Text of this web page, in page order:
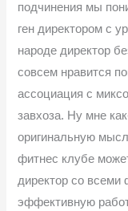
подчинения мы
ген директором с
народе директор
совсем нравится
ассоциация с
завхоза. Ну мне
оригинальную
фитнес клубе
директор со всеми
эффективную